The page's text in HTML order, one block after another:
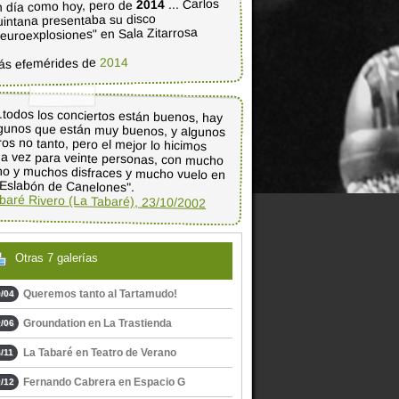
día como hoy, pero de 2014 ... Carlos
presentaba su disco
en Sala Zitarrosa
efemérides de 2014
los conciertos están buenos, hay
que están muy buenos, y algunos
no tanto, pero el mejor lo hicimos
vez para veinte personas, con mucho
y muchos disfraces y mucho vuelo en
de Canelones".
Rivero (La Tabaré), 23/10/2002
Otras 7 galerías
04 Queremos tanto al Tartamudo!
06 Groundation en La Trastienda
11 La Tabaré en Teatro de Verano
12 Fernando Cabrera en Espacio G